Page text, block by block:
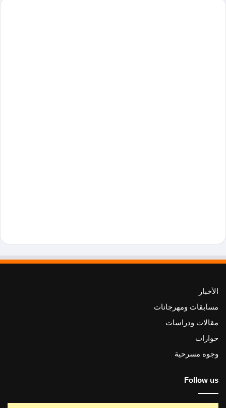
الأخبار
مسابقات ومهرجانات
مقالات ودراسات
حوارات
وجوه مسرحية
Follow us